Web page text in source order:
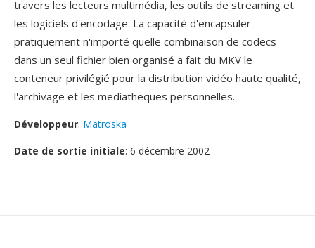
travers les lecteurs multimédia, les outils de streaming et
les logiciels d'encodage. La capacité d'encapsuler
pratiquement n'importé quelle combinaison de codecs
dans un seul fichier bien organisé a fait du MKV le
conteneur privilégié pour la distribution vidéo haute qualité,
l'archivage et les mediatheques personnelles.
Développeur: Matroska
Date de sortie initiale: 6 décembre 2002